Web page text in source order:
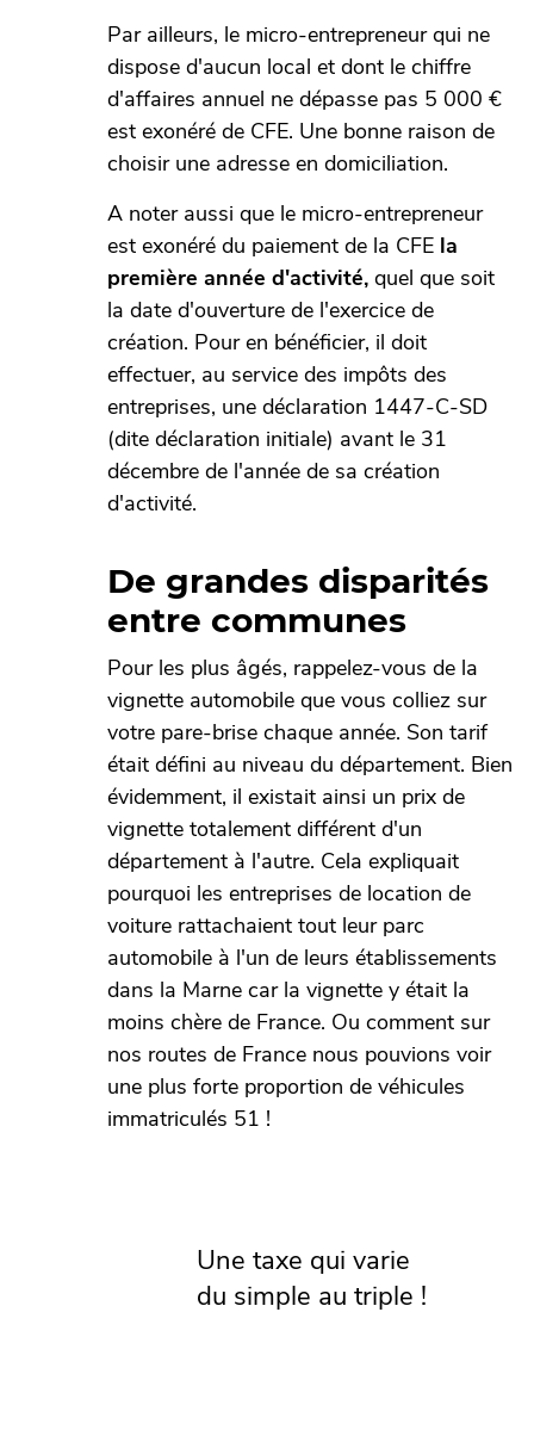
Par ailleurs, le micro-entrepreneur qui ne
dispose d'aucun local et dont le chiffre
d'affaires annuel ne dépasse pas 5 000 €
est exonéré de CFE. Une bonne raison de
choisir une adresse en domiciliation.
A noter aussi que le micro-entrepreneur
est exonéré du paiement de la CFE la
première année d'activité, quel que soit
la date d'ouverture de l'exercice de
création. Pour en bénéficier, il doit
effectuer, au service des impôts des
entreprises, une déclaration 1447-C-SD
(dite déclaration initiale) avant le 31
décembre de l'année de sa création
d'activité.
De grandes disparités
entre communes
Pour les plus âgés, rappelez-vous de la
vignette automobile que vous colliez sur
votre pare-brise chaque année. Son tarif
était défini au niveau du département. Bien
évidemment, il existait ainsi un prix de
vignette totalement différent d'un
département à l'autre. Cela expliquait
pourquoi les entreprises de location de
voiture rattachaient tout leur parc
automobile à l'un de leurs établissements
dans la Marne car la vignette y était la
moins chère de France. Ou comment sur
nos routes de France nous pouvions voir
une plus forte proportion de véhicules
immatriculés 51 !
Une taxe qui varie
du simple au triple !